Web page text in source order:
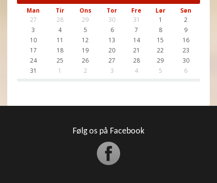
Man Tir Ons Tor Fre Lør
Søn
27
28 29 30 31 1
2
3
4 5 6 7 8
9
10
11 12 13 14 15
16
17
18 19 20 21 22
23
24
25 26 27 28 29
30
31
1 2 3 4 5 6
Følg os på Facebook